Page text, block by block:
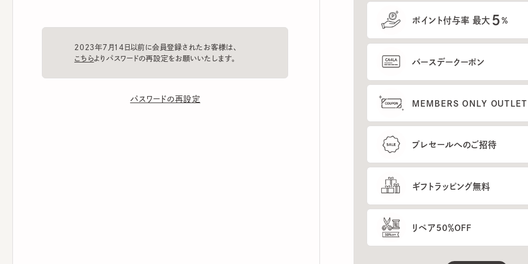
2023年7月14日以前に会員登録されたお客様は、
パスワードの再設定
ポイント付与率 最大 %
バースデークーポン
MEMBERS ONLY OUTLETのご
プレセールへのご招待
ギフトラッピング無料
リペア50％OFF